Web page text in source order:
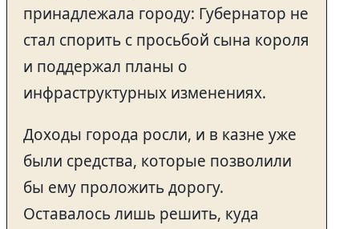
принадлежала городу: Губернатор не
стал спорить с просьбой сына короля
и поддержал планы о
инфраструктурных изменениях.
Доходы города росли, и в казне уже
были средства, которые позволили
бы ему проложить дорогу.
Оставалось лишь решить, куда